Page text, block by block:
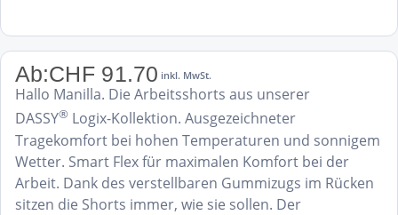
Ab:CHF91.70 inkl. MwSt.
Hallo Manilla. Die Arbeitsshorts aus unserer
DASSY® Logix-Kollektion. Ausgezeichneter
Tragekomfort bei hohen Temperaturen und sonnigem
Wetter. Smart Flex für maximalen Komfort bei der
Arbeit. Dank des verstellbaren Gummizugs im Rücken
sitzen die Shorts immer, wie sie sollen. Der